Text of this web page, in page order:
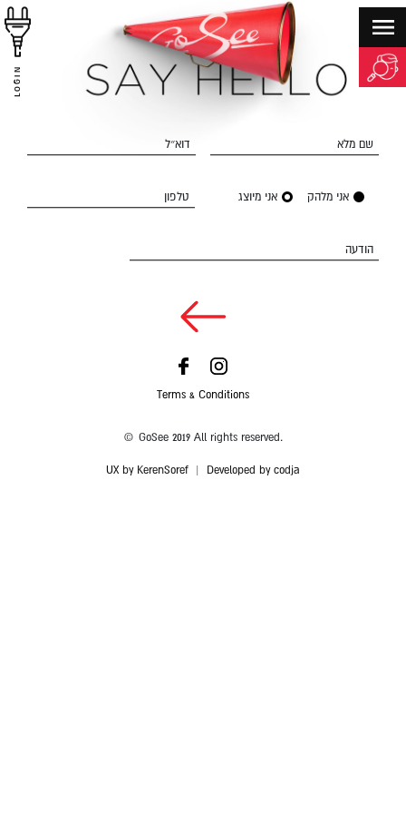
LOGIN
שם מלא דוא״ל
אני מלהק אני מיוצג טלפון
הודעה
Terms & Conditions
© GoSee 2019 All rights reserved.
UX by KerenSoref Developed by codja